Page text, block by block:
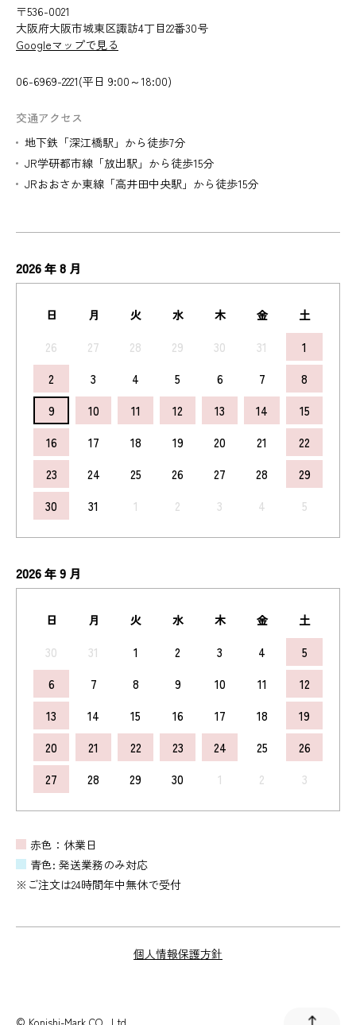
〒536-0021
大阪府大阪市城東区諏訪4丁目22番30号
Googleマップで見る
06-6969-2221(平日 9:00～18:00)
交通アクセス
地下鉄「深江橋駅」から徒歩7分
JR学研都市線「放出駅」から徒歩15分
JRおおさか東線「高井田中央駅」から徒歩15分
2026年8 月
日 月 火 水 木 金 土
26 27 28 29 30 31
1
2
3 4 5 6 7
8
9
10 11 12 13 14
15
16
17 18 19 20 21
22
23
24 25 26 27 28
29
30
31 1 2 3 4 5
2026年9 月
日 月 火 水 木 金 土
30 31 1 2 3 4
5
6
7 8 9 10 11
12
13
14 15 16 17 18
19
20
21 22 23 24 25
26
27
28 29 30 1 2 3
赤色：休業日
青色: 発送業務のみ対応
※ご注文は24時間年中無休で受付
個人情報保護方針